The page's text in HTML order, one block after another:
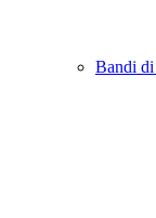
Bandi di